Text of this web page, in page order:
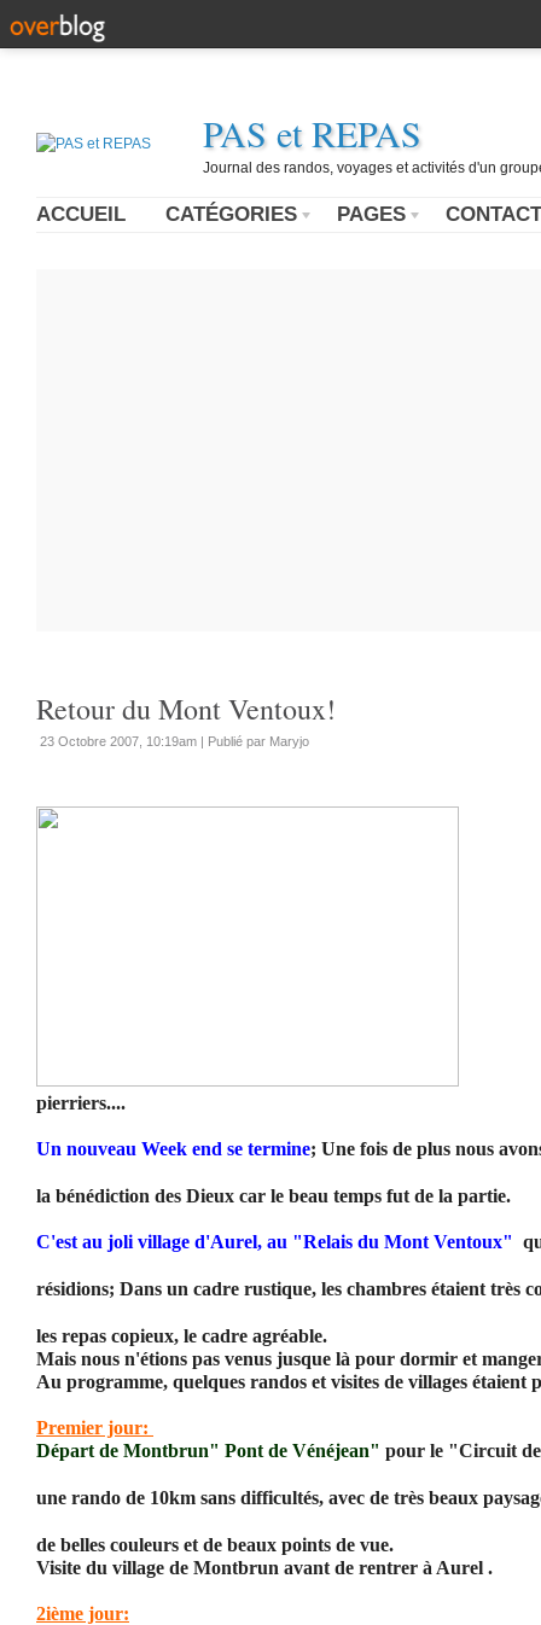
PAS et REPAS
Journal des randos, voyages et activités d'un
ACCUEIL CATÉGORIES PAGES CONTACT
Retour du Mont Ventoux!
23 Octobre 2007, 10:19am | Publié par Maryjo
pierriers....
Un nouveau Week end se termine; Une fois de plus nous
la bénédiction des Dieux car le beau temps fut de la partie.
C'est au joli village d'Aurel, au "Relais du Mont Ventoux"
résidions; Dans un cadre rustique, les chambres étaient très
les repas copieux, le cadre agréable.
Mais nous n'étions pas venus jusque là pour dormir et
Au programme, quelques randos et visites de villages étaient
Premier jour:
Départ de Montbrun" Pont de Vénéjean" pour le "Circuit
une rando de 10km sans difficultés, avec de très beaux
de belles couleurs et de beaux points de vue.
Visite du village de Montbrun avant de rentrer à Aurel .
2ième jour: